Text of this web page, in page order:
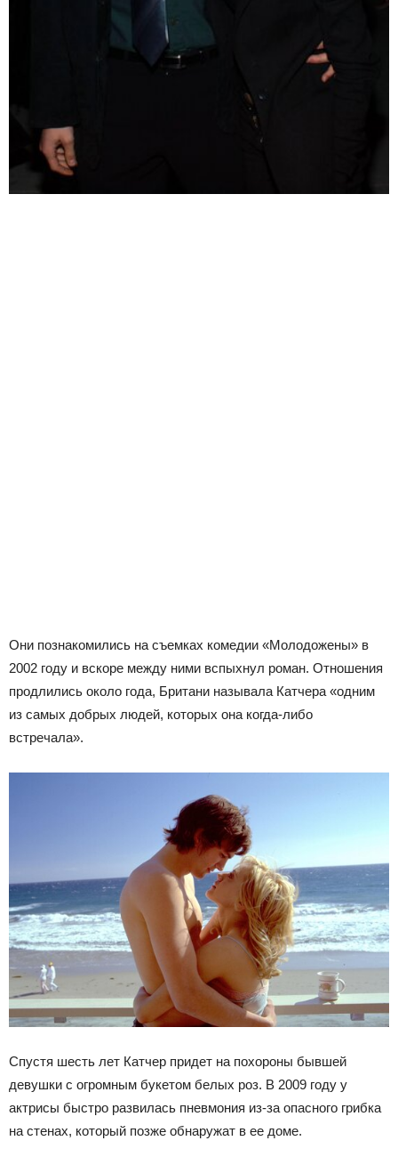
Они познакомились на съемках комедии «Молодожены» в
2002 году и вскоре между ними вспыхнул роман. Отношения
продлились около года, Британи называла Катчера «одним
из самых добрых людей, которых она когда-либо
встречала».
Спустя шесть лет Катчер придет на похороны бывшей
девушки с огромным букетом белых роз. В 2009 году у
актрисы быстро развилась пневмония из-за опасного грибка
на стенах, который позже обнаружат в ее доме.